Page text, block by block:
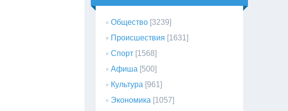
Общество [3239]
Происшествия [1631]
Спорт [1568]
Афиша [500]
Культура [961]
Экономика [1057]